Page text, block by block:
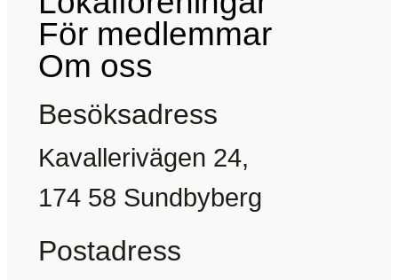
För medlemmar
Om oss
Besöksadress
Kavallerivägen 24,
174 58 Sundbyberg
Postadress